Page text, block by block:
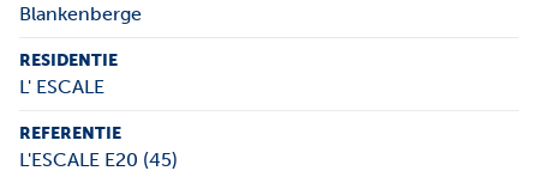
Blankenberge
RESIDENTIE
L' ESCALE
REFERENTIE
L'ESCALE E20 (45)